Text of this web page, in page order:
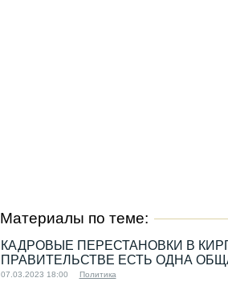
Материалы по теме:
КАДРОВЫЕ ПЕРЕСТАНОВКИ В
ПРАВИТЕЛЬСТВЕ ЕСТЬ ОДНА
07.03.2023 18:00 Политика